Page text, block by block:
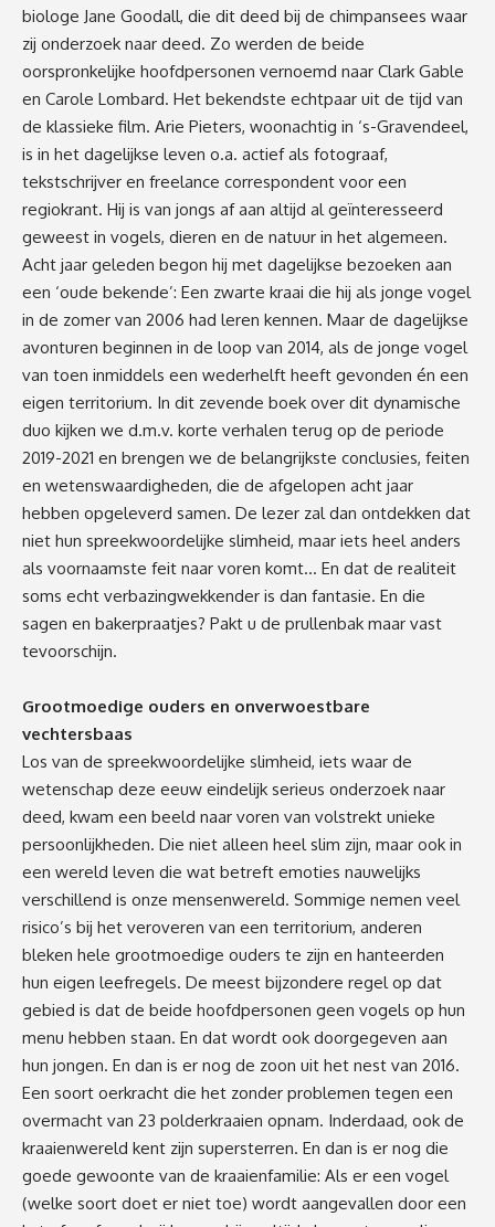
biologe Jane Goodall, die dit deed bij de chimpansees waar
zij onderzoek naar deed. Zo werden de beide
oorspronkelijke hoofdpersonen vernoemd naar Clark Gable
en Carole Lombard. Het bekendste echtpaar uit de tijd van
de klassieke film. Arie Pieters, woonachtig in ‘s-Gravendeel,
is in het dagelijkse leven o.a. actief als fotograaf,
tekstschrijver en freelance correspondent voor een
regiokrant. Hij is van jongs af aan altijd al geïnteresseerd
geweest in vogels, dieren en de natuur in het algemeen.
Acht jaar geleden begon hij met dagelijkse bezoeken aan
een ‘oude bekende’: Een zwarte kraai die hij als jonge vogel
in de zomer van 2006 had leren kennen. Maar de dagelijkse
avonturen beginnen in de loop van 2014, als de jonge vogel
van toen inmiddels een wederhelft heeft gevonden én een
eigen territorium. In dit zevende boek over dit dynamische
duo kijken we d.m.v. korte verhalen terug op de periode
2019-2021 en brengen we de belangrijkste conclusies, feiten
en wetenswaardigheden, die de afgelopen acht jaar
hebben opgeleverd samen. De lezer zal dan ontdekken dat
niet hun spreekwoordelijke slimheid, maar iets heel anders
als voornaamste feit naar voren komt… En dat de realiteit
soms echt verbazingwekkender is dan fantasie. En die
sagen en bakerpraatjes? Pakt u de prullenbak maar vast
tevoorschijn.
Grootmoedige ouders en onverwoestbare
vechtersbaas
Los van de spreekwoordelijke slimheid, iets waar de
wetenschap deze eeuw eindelijk serieus onderzoek naar
deed, kwam een beeld naar voren van volstrekt unieke
persoonlijkheden. Die niet alleen heel slim zijn, maar ook in
een wereld leven die wat betreft emoties nauwelijks
verschillend is onze mensenwereld. Sommige nemen veel
risico’s bij het veroveren van een territorium, anderen
bleken hele grootmoedige ouders te zijn en hanteerden
hun eigen leefregels. De meest bijzondere regel op dat
gebied is dat de beide hoofdpersonen geen vogels op hun
menu hebben staan. En dat wordt ook doorgegeven aan
hun jongen. En dan is er nog de zoon uit het nest van 2016.
Een soort oerkracht die het zonder problemen tegen een
overmacht van 23 polderkraaien opnam. Inderdaad, ook de
kraaienwereld kent zijn supersterren. En dan is er nog die
goede gewoonte van de kraaienfamilie: Als er een vogel
(welke soort doet er niet toe) wordt aangevallen door een